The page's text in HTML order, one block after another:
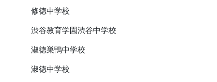
修徳中学校
渋谷教育学園渋谷中学校
淑徳巣鴨中学校
淑徳中学校